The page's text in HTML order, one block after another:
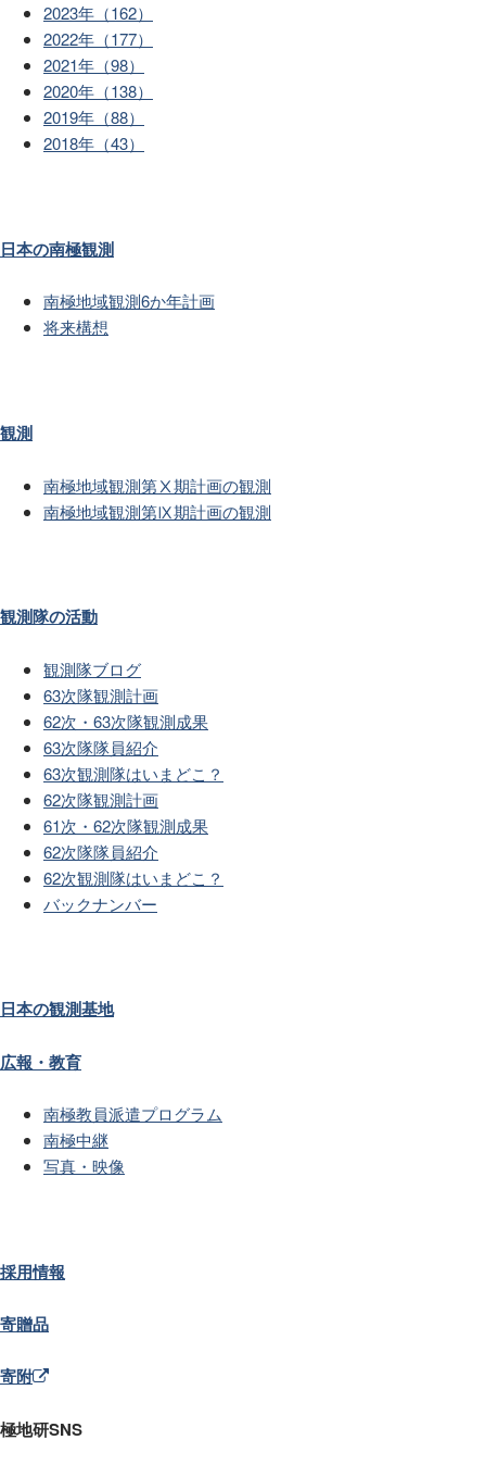
2023年（162）
2022年（177）
2021年（98）
2020年（138）
2019年（88）
2018年（43）
日本の南極観測
南極地域観測6か年計画
将来構想
観測
南極地域観測第Ⅹ期計画の観測
南極地域観測第Ⅸ期計画の観測
観測隊の活動
観測隊ブログ
63次隊観測計画
62次・63次隊観測成果
63次隊隊員紹介
63次観測隊はいまどこ？
62次隊観測計画
61次・62次隊観測成果
62次隊隊員紹介
62次観測隊はいまどこ？
バックナンバー
日本の観測基地
広報・教育
南極教員派遣プログラム
南極中継
写真・映像
採用情報
寄贈品
寄附
極地研SNS